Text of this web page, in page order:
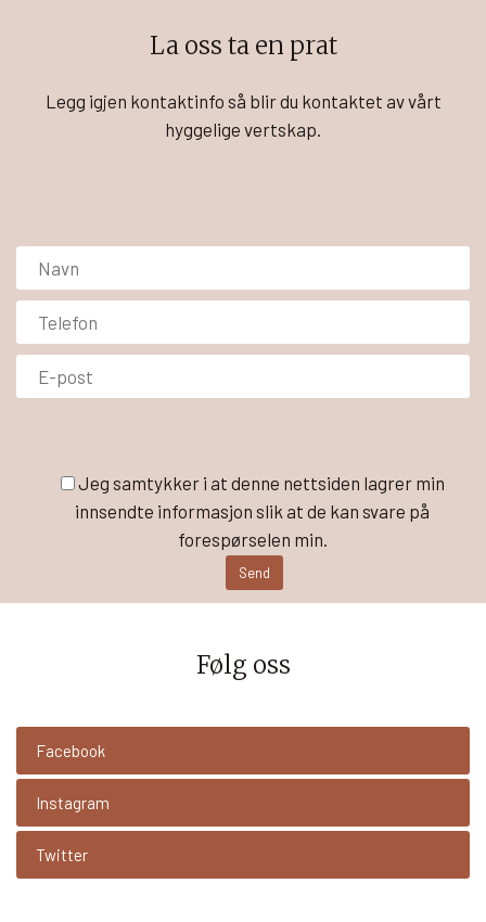
La oss ta en prat
Legg igjen kontaktinfo så blir du kontaktet av vårt
hyggelige vertskap.
Jeg samtykker i at denne nettsiden lagrer min
innsendte informasjon slik at de kan svare på
forespørselen min.
Følg oss
Facebook
Instagram
Twitter